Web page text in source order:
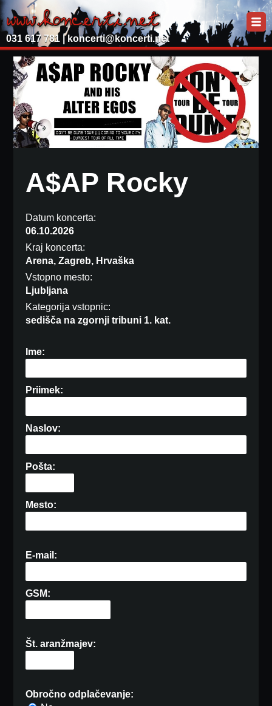
031 617 781 | koncerti@koncerti.net
A$AP Rocky
Datum koncerta:
06.10.2026
Kraj koncerta:
Arena, Zagreb, Hrvaška
Vstopno mesto:
Ljubljana
Kategorija vstopnic:
sedišča na zgornji tribuni 1. kat.
Ime:
Priimek:
Naslov:
Pošta:
Mesto:
E-mail:
GSM:
Št. aranžmajev:
Obročno odplačevanje: